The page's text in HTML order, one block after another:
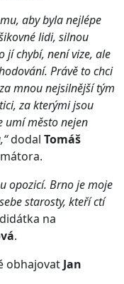
aby byla nejlépe
lidi, silnou
jí chybí, není vize, ale
Právě to chci
mnou nejsilnější tým
za kterými jsou
umí město nejen
dodal Tomáš
opozicí. Brno je moje
starosty, kteří ctí
na
.
obhajovat Jan